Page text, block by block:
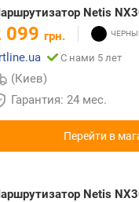
Netis
099 грн.
С нами 5 лет
(Киев)
Гарантия: 24 мес.
Перейти в
Netis